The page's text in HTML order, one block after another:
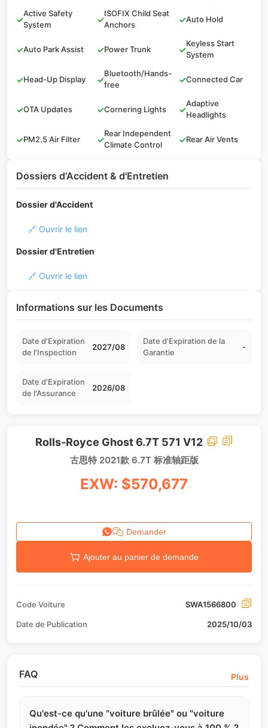
✓
Active Safety
System
✓
ISOFIX Child Seat
Anchors
✓Auto Hold
✓Auto Park Assist ✓Power Trunk ✓
Keyless Start
System
✓Head-Up Display ✓
Bluetooth/Hands-
free
✓Connected Car
✓OTA Updates ✓Cornering Lights ✓
Adaptive
Headlights
✓PM2.5 Air Filter ✓
Rear Independent
Climate Control
✓Rear Air Vents
Dossiers d'Accident & d'Entretien
Dossier d'Accident
🔗 Ouvrir le lien
Dossier d'Entretien
🔗 Ouvrir le lien
Informations sur les Documents
Date d'Expiration
de l'Inspection
2027/08
Date d'Expiration de la
Garantie
-
Date d'Expiration
de l'Assurance
2026/08
Rolls-Royce Ghost 6.7T 571 V12
古思特 2021款 6.7T 标准轴距版
EXW: $570,677
Demander
Ajouter au panier de demande
Code Voiture SWA1566800
Date de Publication 2025/10/03
FAQ Plus
Qu'est-ce qu'une "voiture brûlée" ou "voiture